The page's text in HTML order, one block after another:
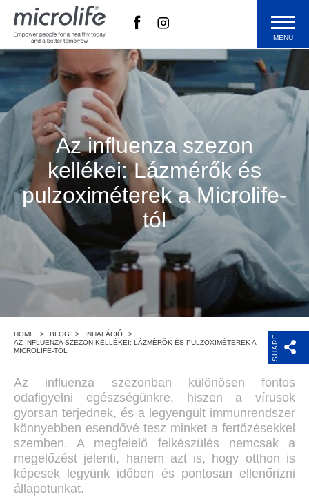
Termékek
Technológia
Blog
Microlife
Vásárlás
MENU
Az influenza szezon
kellékei: Lázmérők és
pulzoximéterek a Microlife-
tól
HOME > BLOG > INHALÁCIÓ
>
AZ INFLUENZA SZEZON KELLÉKEI: LÁZMÉRŐK ÉS PULZOXIMÉTEREK A
MICROLIFE-TÓL
SHARE
Az influenza szezonban különösen fontos
odafigyelni egészségünkre, hiszen a vírusok
gyorsan terjednek, és a legyengült immunrendszer
könnyebben esendővé tesz minket a fertőzésekkel
szemben. A megfelelő felkészülés nemcsak a
megelőzést jelenti, hanem azt is, hogy otthon is
képesek legyünk időben és pontosan ellenőrizni
állapotunkat.